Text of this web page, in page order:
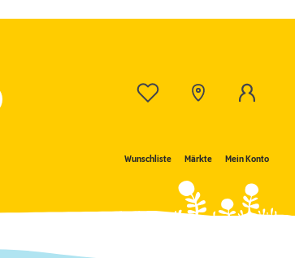
Wunschliste Märkte Mein Konto